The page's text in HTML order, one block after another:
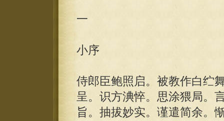
一
小序
侍郎臣鲍照启。被教作白纻
呈。识方淟悴。思涂猥局。
旨。抽拔妙实。谨遣简余。